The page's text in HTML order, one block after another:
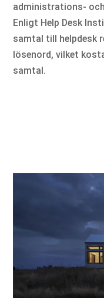
administrations-
Enligt Help Desk
samtal till helpdesk
lösenord, vilket
samtal.